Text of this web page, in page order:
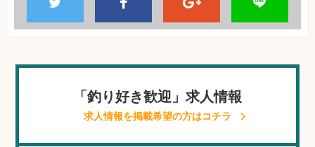
「釣り好き歓迎」求人情報
求人情報を掲載希望の方はコチラ